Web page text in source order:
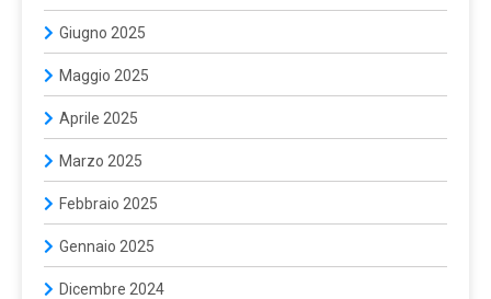
Giugno 2025
Maggio 2025
Aprile 2025
Marzo 2025
Febbraio 2025
Gennaio 2025
Dicembre 2024